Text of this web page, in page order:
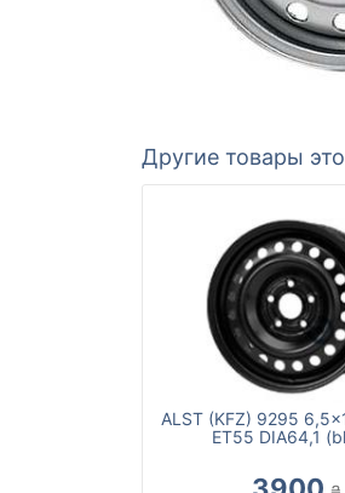
Другие товары
ALST (KFZ) 9295
ET55 DIA64,1